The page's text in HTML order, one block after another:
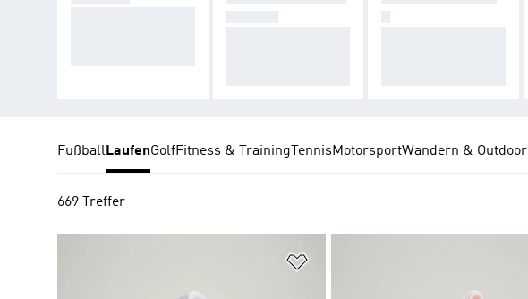
FußballLaufenGolfFitness & TrainingTennisMotorsportWandern & Outdoor
669 Treffer